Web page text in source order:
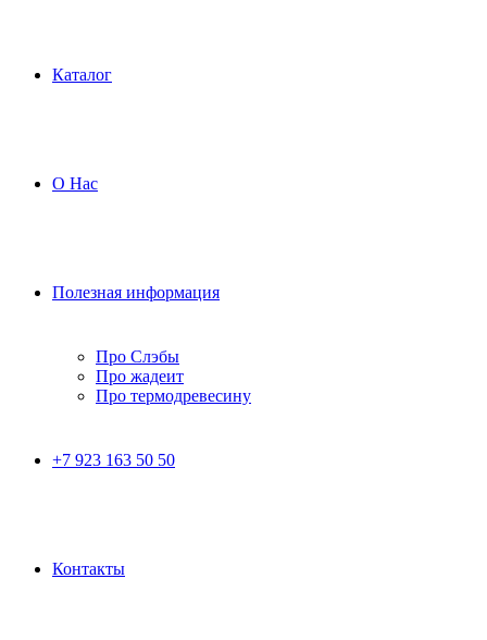
Каталог
О Нас
Полезная информация
Про Слэбы
Про жадеит
Про термодревесину
+7 923 163 50 50
Контакты